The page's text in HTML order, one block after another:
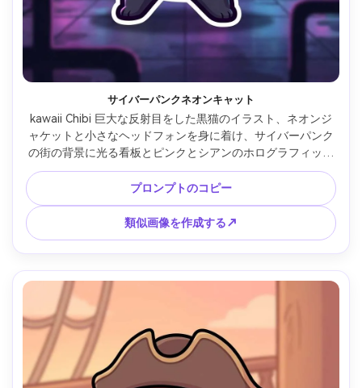
サイバーパンクネオンキャット
kawaii Chibi 巨大な反射目をした黒猫のイラスト、ネオンジ
ャケットと小さなヘッドフォンを身に着け、サイバーパンク
の街の背景に光る看板とピンクとシアンのホログラフィック
アクセント、太いアウトライン、滑らかなセルシェーディン
グ、光沢のあるハイライト、自信のあるポーズ、ハイコント
ラストのかわいいテックバイブ、ステッカー対応キャラクタ
ー、85mmレンズ、浅い被写界深度 --ar 4:5
プロンプトのコピー
類似画像を作成する↗